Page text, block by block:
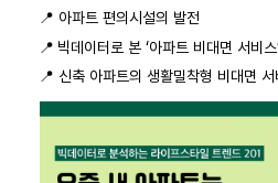
📍 아파트 편의시설의 발전
📍 빅데이터로 본 ‘아파트 비대면 서비
📍 신축 아파트의 생활밀착형 비대면 서